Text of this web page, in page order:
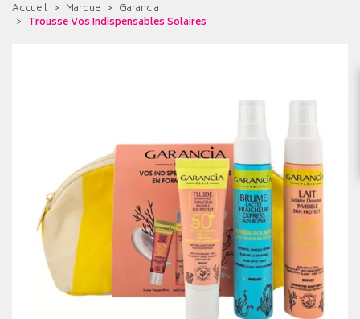
Accueil Marque
Garancia
Trousse Vos Indispensables Solaires